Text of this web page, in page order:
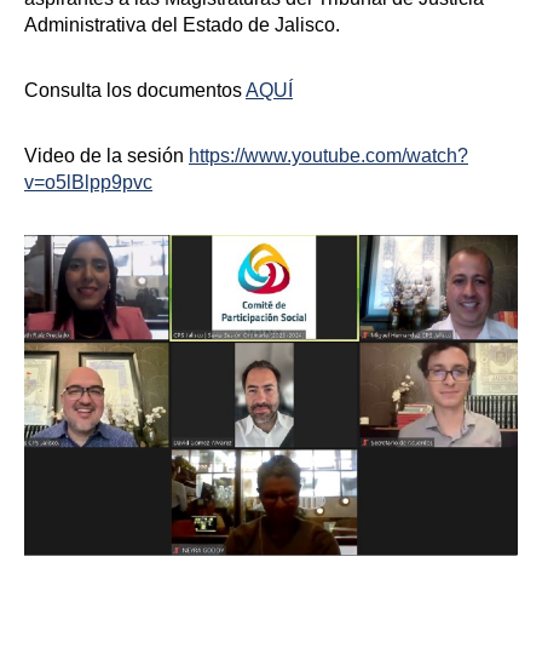
Administrativa del Estado de Jalisco.
Consulta los documentosAQUÍ
Video de la sesión https://www.youtube.com/watch?
v=o5lBlpp9pvc